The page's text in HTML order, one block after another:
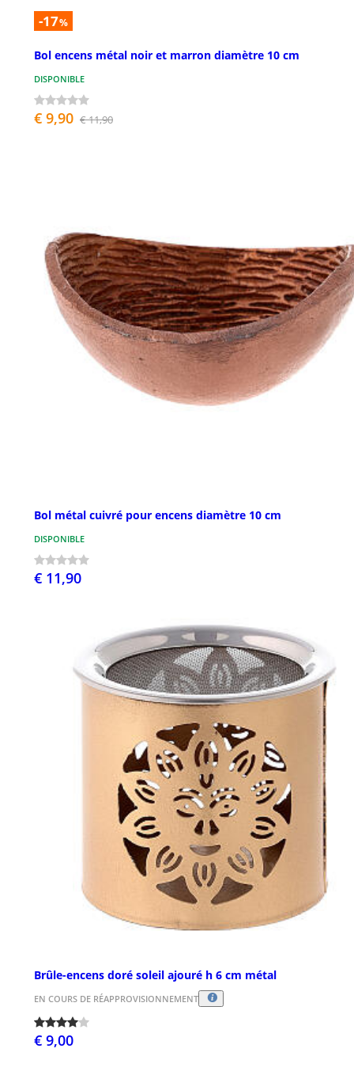
-17%
Bol encens métal noir et marron diamètre 10 cm
DISPONIBLE
€ 9,90 € 11,90
Bol métal cuivré pour encens diamètre 10 cm
DISPONIBLE
€ 11,90
Brûle-encens doré soleil ajouré h 6 cm métal
EN COURS DE RÉAPPROVISIONNEMENT
€ 9,00